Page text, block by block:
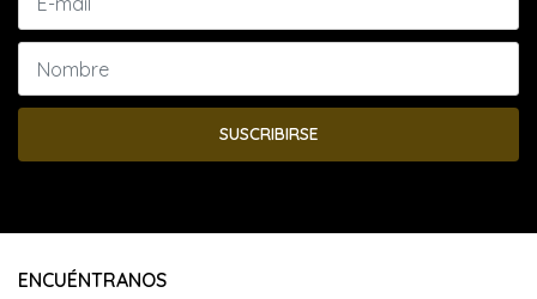
SUSCRIBIRSE
ENCUÉNTRANOS